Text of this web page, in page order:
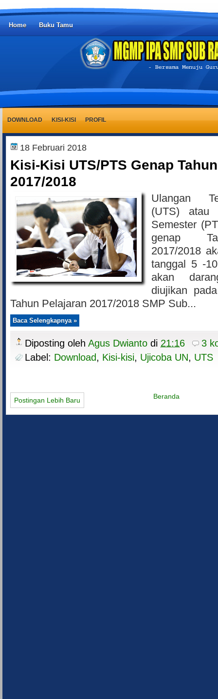
Home Buku Tamu
DOWNLOAD KISI-KISI PROFIL
18 Februari 2018
Kisi-Kisi UTS/PTS Genap
2017/2018
Ulangan
(UTS) atau
Semester
genap
2017/2018
tanggal 5 -
akan
diujikan
Tahun Pelajaran 2017/2018 SMP Sub...
Baca Selengkapnya »
Diposting oleh Agus Dwianto di 21:16
3
Label: Download, Kisi-kisi, Ujicoba UN, UTS
Postingan Lebih Baru Beranda